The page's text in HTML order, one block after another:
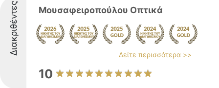
Διακριθέντες Μουσαφειροπούλου Οπτικά
Δείτε περισσότερα >>
10